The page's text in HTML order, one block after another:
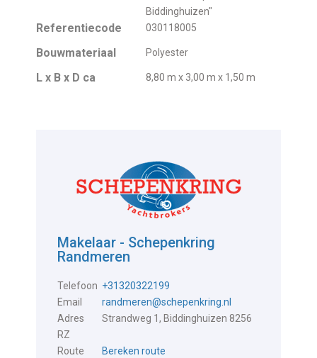
Biddinghuizen"
Referentiecode 030118005
Bouwmateriaal Polyester
L x B x D ca 8,80 m x 3,00 m x 1,50 m
Makelaar - Schepenkring
Randmeren
Telefoon +31320322199
Email
randmeren@schepenkring.nl
Adres
Strandweg 1, Biddinghuizen 8256
RZ
Route
Bereken route